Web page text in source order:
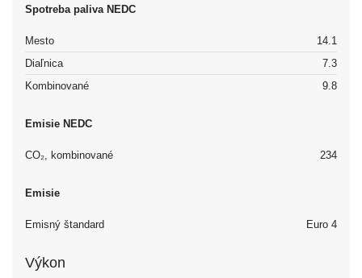
Spotreba paliva NEDC
Mesto
14.1
Diaľnica
7.3
Kombinované
9.8
Emisie NEDC
CO₂, kombinované 234
Emisie
Emisný štandard Euro 4
Výkon